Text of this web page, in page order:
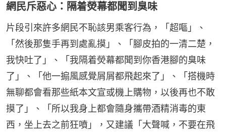
網民斥惡心：隔着熒幕都聞到臭味
片段引來許多網民不恥該男乘客行為，「超嘔」、
「然後那隻手再到處亂摸」、「腳皮拍的一清二楚，
我快吐了」、「我隔着熒幕都聞到你香港腳的臭味
了」、「他一搧風感覺屑屑都飛起來了」、「搭機時
無聊都會看那些紙本文宣或機上購物，以後再也不敢
摸了」、「所以我身上都會隨身攜帶酒精消毒的東
西，坐上去之前狂噴」，又建議「大聲喊，不要在飛